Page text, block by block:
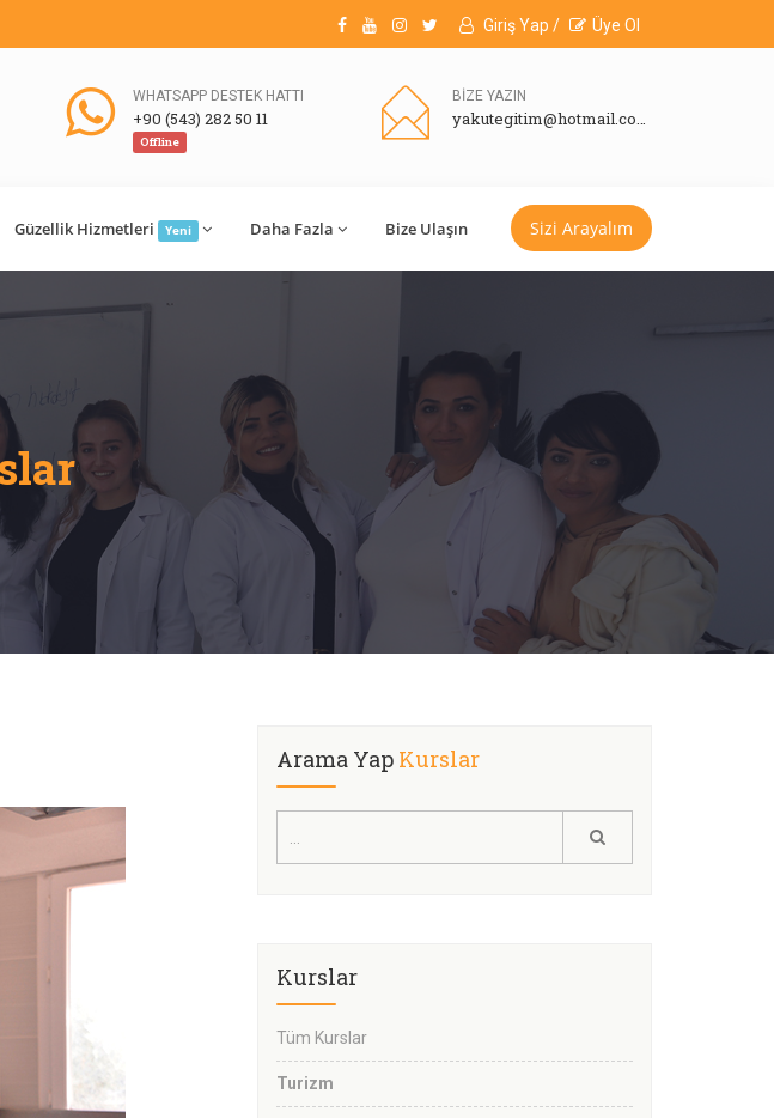
Giriş Yap / Üye Ol
WHATSAPP DESTEK HATTI
+90 (543) 282 50 11
Offline
BİZE YAZIN
yakutegitim@hotmail.com
Güzellik Hizmetleri Yeni Daha Fazla Bize Ulaşın Sizi Arayalım
Arama Yap Kurslar
Kurslar
Tüm Kurslar
Turizm